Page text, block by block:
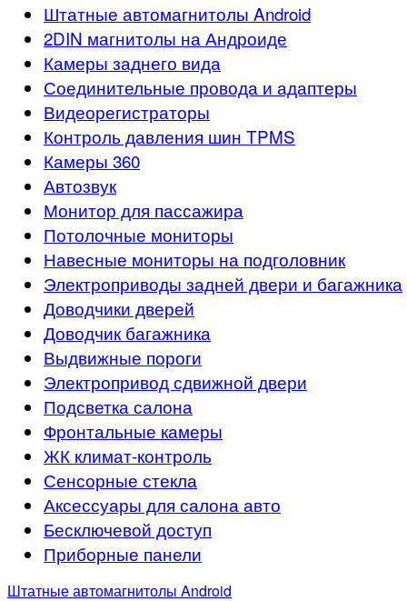
Штатные автомагнитолы Android
2DIN магнитолы на Андроиде
Камеры заднего вида
Соединительные провода и адаптеры
Видеорегистраторы
Контроль давления шин TPMS
Камеры 360
Автозвук
Монитор для пассажира
Потолочные мониторы
Навесные мониторы на подголовник
Электроприводы задней двери и багажника
Доводчики дверей
Доводчик багажника
Выдвижные пороги
Электропривод сдвижной двери
Подсветка салона
Фронтальные камеры
ЖК климат-контроль
Сенсорные стекла
Аксессуары для салона авто
Бесключевой доступ
Приборные панели
Штатные автомагнитолы Android